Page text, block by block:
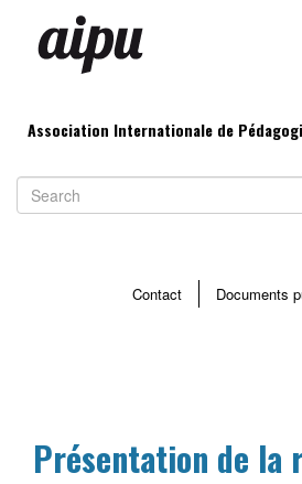
contenu
Association Internationale de
Search
Documents
Contact
Présentation de la